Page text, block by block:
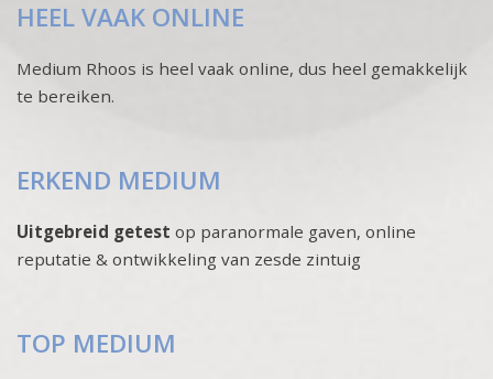
HEEL VAAK ONLINE
Medium Rhoos is heel vaak online, dus heel gemakkelijk
te bereiken.
ERKEND MEDIUM
Uitgebreid getest op paranormale gaven, online
reputatie & ontwikkeling van zesde zintuig
TOP MEDIUM